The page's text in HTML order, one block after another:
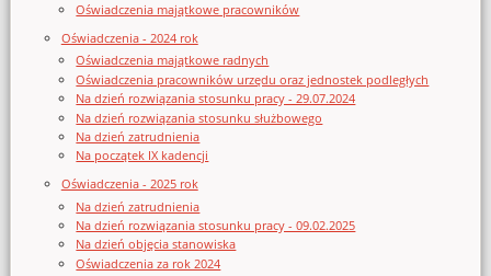
Oświadczenia majątkowe pracowników
Oświadczenia - 2024 rok
Oświadczenia majątkowe radnych
Oświadczenia pracowników urzędu oraz jednostek podległych
Na dzień rozwiązania stosunku pracy - 29.07.2024
Na dzień rozwiązania stosunku służbowego
Na dzień zatrudnienia
Na początek IX kadencji
Oświadczenia - 2025 rok
Na dzień zatrudnienia
Na dzień rozwiązania stosunku pracy - 09.02.2025
Na dzień objęcia stanowiska
Oświadczenia za rok 2024